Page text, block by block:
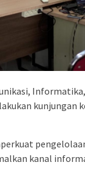
kunjungan
kanal